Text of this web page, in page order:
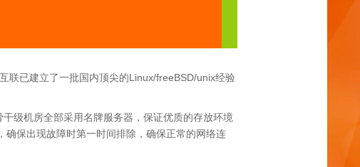
联已建立了一批国内顶尖的Linux/freeBSD/unix经验
级机房全部采用名牌服务器，保证优质的存放环境
保出现故障时第一时间排除，确保正常的网络连